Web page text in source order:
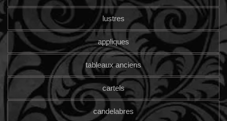
lustres
appliques
tableaux anciens
cartels
candelabres